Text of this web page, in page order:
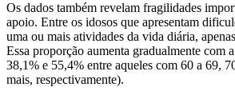
Os dados também revelam fragilidades
apoio. Entre os idosos que apresentam
uma ou mais atividades da vida diária,
Essa proporção aumenta gradualmente com
38,1% e 55,4% entre aqueles com 60 a 69,
mais, respectivamente).